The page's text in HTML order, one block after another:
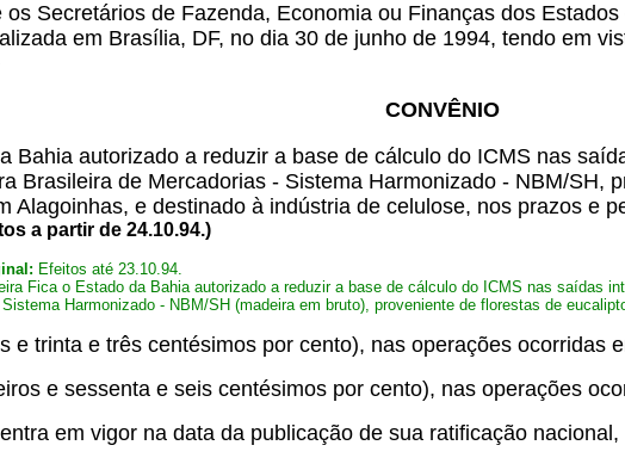
Secretários de Fazenda, Economia ou Finanças dos Estados
em Brasília, DF, no dia 30 de junho de 1994, tendo em
CONVÊNIO
Bahia autorizado a reduzir a base de cálculo do ICMS nas
Brasileira de Mercadorias - Sistema Harmonizado - NBM/SH,
Alagoinhas, e destinado à indústria de celulose, nos prazos e
a partir de 24.10.94.)
Efeitos até 23.10.94.
Fica o Estado da Bahia autorizado a reduzir a base de cálculo do ICMS nas saídas
Sistema Harmonizado - NBM/SH (madeira em bruto), proveniente de florestas de
e trinta e três centésimos por cento), nas operações ocorridas
e sessenta e seis centésimos por cento), nas operações
em vigor na data da publicação de sua ratificação